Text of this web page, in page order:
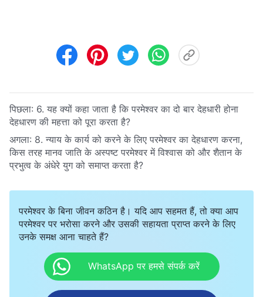
पिछला: 6. यह क्यों कहा जाता है कि परमेश्वर का दो बार देहधारी होना
देहधारण की महत्ता को पूरा करता है?
अगला: 8. न्याय के कार्य को करने के लिए परमेश्वर का देहधारण करना,
किस तरह मानव जाति के अस्पष्ट परमेश्वर में विश्वास को और शैतान के
प्रभुत्व के अंधेरे युग को समाप्त करता है?
परमेश्वर के बिना जीवन कठिन है। यदि आप सहमत हैं, तो क्या आप
परमेश्वर पर भरोसा करने और उसकी सहायता प्राप्त करने के लिए
उनके समक्ष आना चाहते हैं?
WhatsApp पर हमसे संपर्क करें